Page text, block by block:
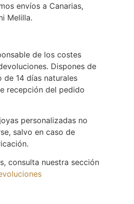
envíos a Canarias,
Melilla.
de los costes
Dispones de
de 14 días naturales
recepción del pedido
personalizadas no
salvo en caso de
consulta nuestra sección